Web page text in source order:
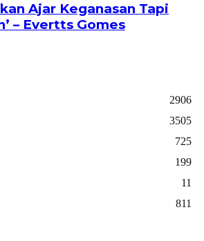
Ajar Keganasan Tapi
– Evertts Gomes
2906
3505
725
199
11
811